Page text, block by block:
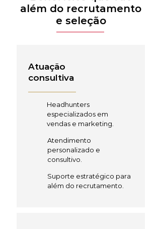
além do recrutamento
e seleção
Atuação
consultiva
Headhunters
especializados em
vendas e marketing.
Atendimento
personalizado e
consultivo.
Suporte estratégico para
além do recrutamento.